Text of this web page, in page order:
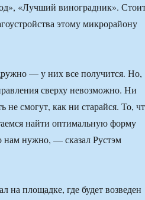
«Лучший виноградник».
этому микрорайону
— у них все получится. Но,
сверху невозможно. Ни
не смогут, как ни старайся. То,
найти оптимальную форму
нам нужно, — сказал Рустэм
на площадке, где будет возведен